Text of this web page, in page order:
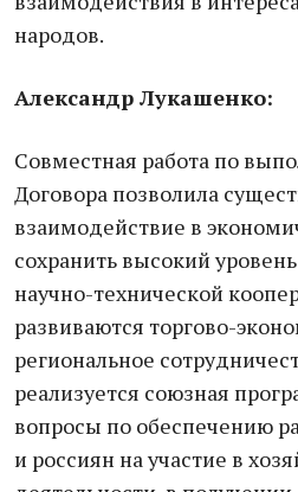
народов.
Александр Лукашенко:
Совместная работа по
Договора позволила
взаимодействие в
сохранить высокий
научно-технической
развиваются торгово-
региональное
реализуется союзная
вопросы по обеспечению
и россиян на участие в